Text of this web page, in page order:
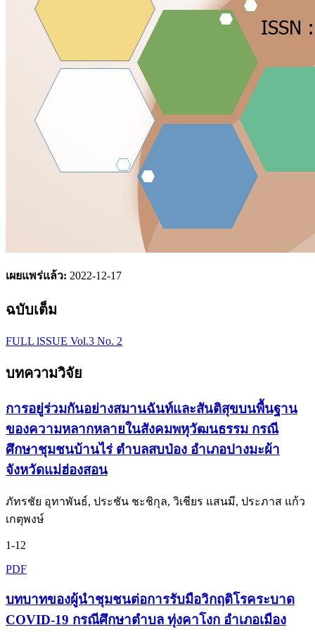
เผยแพร่แล้ว: 2022-12-17
ฉบับเต็ม
FULL lSSUE Vol.3 No. 2
บทความวิจัย
การอยู่ร่วมกันอย่างสมานฉันท์และสันติสุขบนพื้นฐาน
ของความหลากหลายในสังคมพหุวัฒนธรรม กรณี
ศึกษาชุมชนบ้านไร่ ตำบลสบป่อง อำเภอปางมะผ้า
จังหวัดแม่ฮ่องสอน
ภัทรชัย อุทาพันธ์, ประชัน ชะชิกุล, วิเชียร แสนมี, ประภาส แก้ว
เกตุพงษ์
1-12
PDF
บทบาทของผู้นำชุมชนต่อการรับมือวิกฤติโรคระบาด
COVID-19 กรณีศึกษาตำบล ทุ่งคาโงก อำเภอเมือง